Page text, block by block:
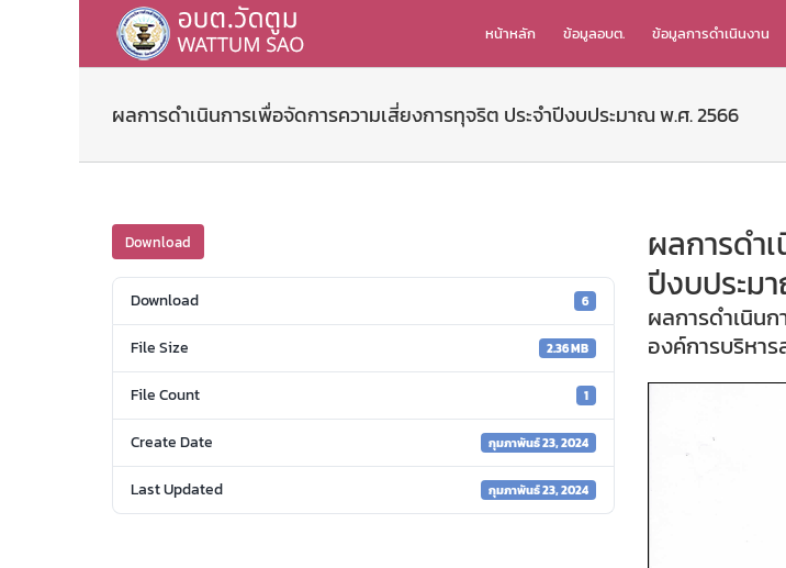
หน้าหลัก ข้อมูลอบต. ข้อมูลการดำเนินงาน
ผลการดำเนินการเพื่อจัดการความเสี่ยงการทุจริต ประจำปีงบประมาณ พ.ศ. 2566
Download
Download 6
File Size 2.36 MB
File Count 1
Create Date กุมภาพันธ์ 23, 2024
Last Updated กุมภาพันธ์ 23, 2024
ผลการดำ
ปีงบประม
ผลการดำเนิน
องค์การบริหา